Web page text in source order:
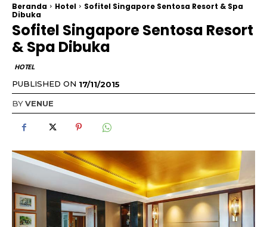
Beranda Hotel
Sofitel Singapore Sentosa Resort & Spa
Dibuka
Sofitel Singapore Sentosa Resort
& Spa Dibuka
HOTEL
PUBLISHED ON 17/11/2015
BYVENUE